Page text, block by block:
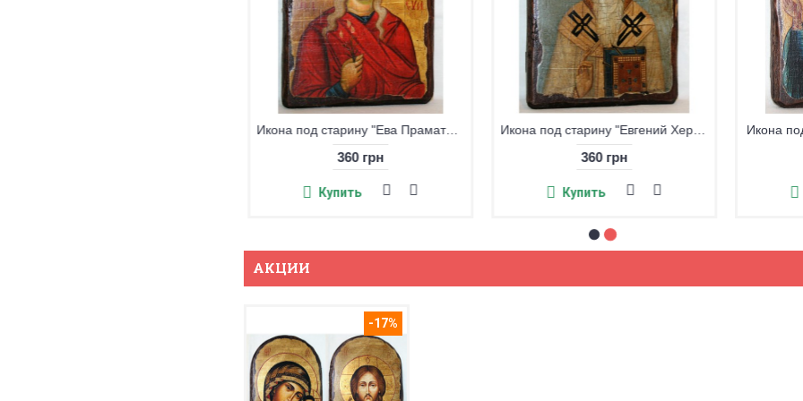
Икона под старину "Герасим Иорданский" Икона под старину "Григорий Двоеслов"
АКЦИИ
-17%